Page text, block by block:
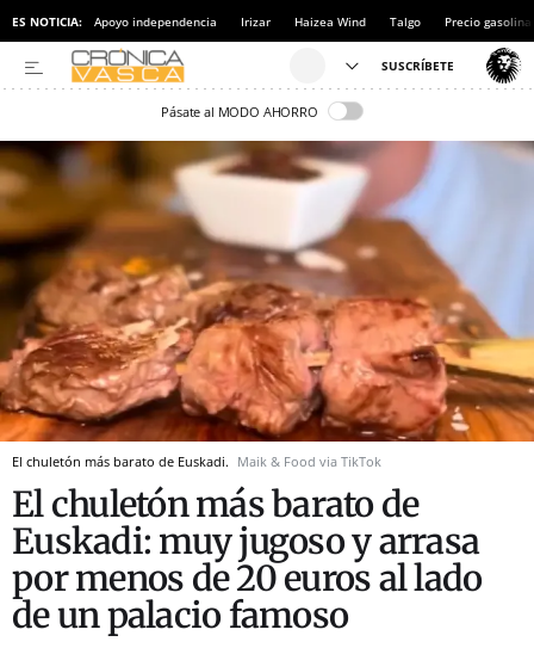
ES NOTICIA: Apoyo independencia Irizar Haizea Wind Talgo Precio gasolina
Pásate al MODO AHORRO
El chuletón más barato de Euskadi. Maik & Food via TikTok
El chuletón más barato de
Euskadi: muy jugoso y arrasa
por menos de 20 euros al lado
de un palacio famoso